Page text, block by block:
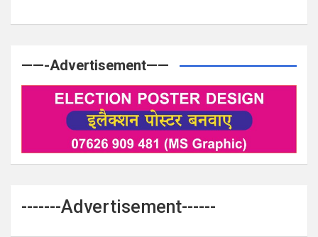
——-Advertisement——
-------Advertisement------